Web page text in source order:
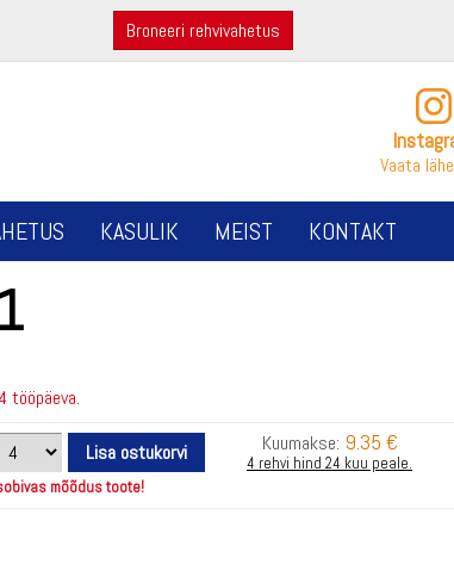
Broneeri rehvivahetus
Vaata
KASULIK MEIST KONTAKT
tööpäeva.
Kuumakse: 9.35 €
4 rehvi hind 24 kuu peale.
mõõdus toote!